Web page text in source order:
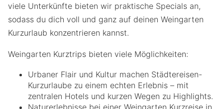
viele Unterkünfte bieten wir praktische Specials an,
sodass du dich voll und ganz auf deinen Weingarten
Kurzurlaub konzentrieren kannst.
Weingarten Kurztrips bieten viele Möglichkeiten:
Urbaner Flair und Kultur machen Städtereisen-
Kurzurlaube zu einem echten Erlebnis – mit
zentralen Hotels und kurzen Wegen zu Highlights.
Naturerlebnisse bei einer Weingarten Kurzreise in